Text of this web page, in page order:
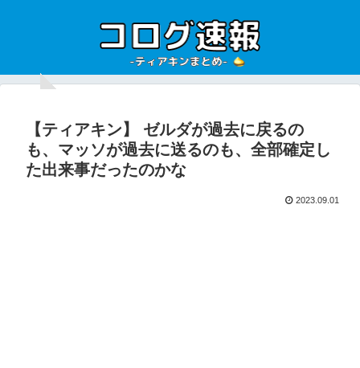
【ティアキン】 ゼルダが過去に戻るの
も、マッソが過去に送るのも、全部確定し
た出来事だったのかな
2023.09.01